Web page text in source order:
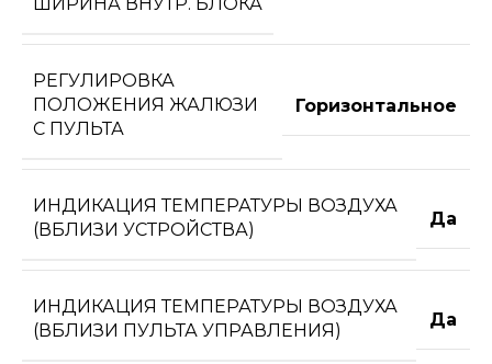
ШИРИНА ВНУТР. БЛОКА
РЕГУЛИРОВКА
ПОЛОЖЕНИЯ ЖАЛЮЗИ
С ПУЛЬТА
Горизонтальное
ИНДИКАЦИЯ ТЕМПЕРАТУРЫ ВОЗДУХА
(ВБЛИЗИ УСТРОЙСТВА)
Да
ИНДИКАЦИЯ ТЕМПЕРАТУРЫ ВОЗДУХА
(ВБЛИЗИ ПУЛЬТА УПРАВЛЕНИЯ)
Да